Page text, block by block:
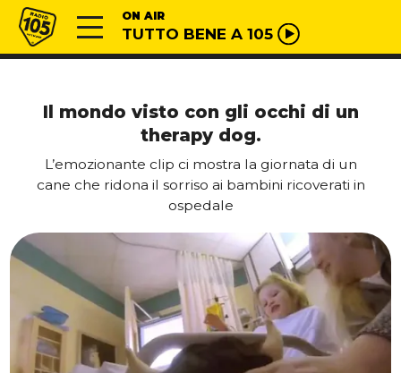
Vai al contenuto
Radio 105 ON AIR
TUTTO BENE A 105
Il mondo visto con gli occhi di un
therapy dog.
L’emozionante clip ci mostra la giornata di un
cane che ridona il sorriso ai bambini ricoverati in
ospedale